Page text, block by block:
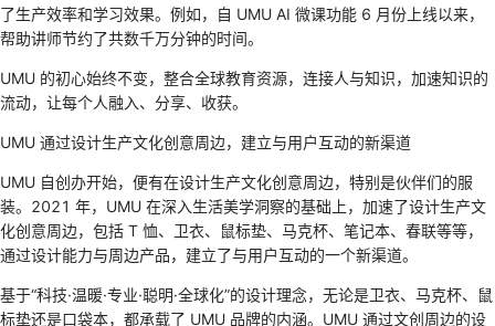
了生产效率和学习效果。例如，自 UMU AI 微课功能 6 月份上线以来，
帮助讲师节约了共数千万分钟的时间。
UMU 的初心始终不变，整合全球教育资源，连接人与知识，加速知识的
流动，让每个人融入、分享、收获。
UMU 通过设计生产文化创意周边，建立与用户互动的新渠道
UMU 自创办开始，便有在设计生产文化创意周边，特别是伙伴们的服
装。2021 年，UMU 在深入生活美学洞察的基础上，加速了设计生产文
化创意周边，包括 T 恤、卫衣、鼠标垫、马克杯、笔记本、春联等等，
通过设计能力与周边产品，建立了与用户互动的一个新渠道。
基于“科技·温暖·专业·聪明·全球化”的设计理念，无论是卫衣、马克杯、鼠
标垫还是口袋本，都承载了 UMU 品牌的内涵。UMU 通过文创周边的设